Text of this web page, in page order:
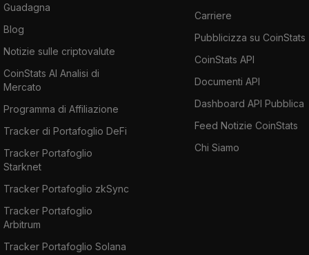
Guadagna
Blog
Notizie sulle criptovalute
CoinStats AI Analisi di
Mercato
Programma di Affiliazione
Tracker di Portafoglio DeFi
Tracker Portafoglio
Starknet
Tracker Portafoglio zkSync
Tracker Portafoglio
Arbitrum
Tracker Portafoglio Solana
Carriere
Pubblicizza su CoinStats
CoinStats API
Documenti API
Dashboard API Pubblica
Feed Notizie CoinStats
Chi Siamo